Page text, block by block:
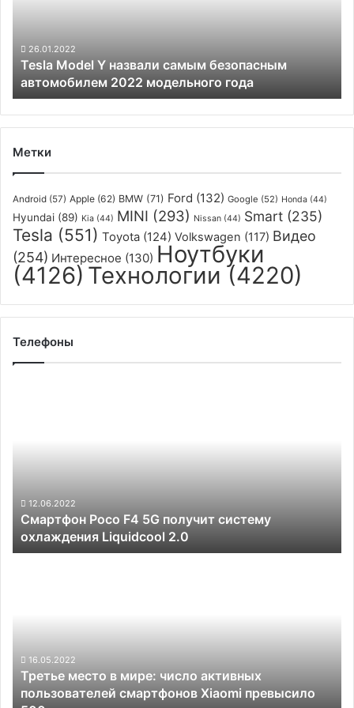
2022
модельного
года
26.01.2022
Tesla Model Y назвали самым безопасным
автомобилем 2022 модельного года
Метки
Android (57) Apple (62) BMW (71) Ford (132) Google (52) Honda (44)
Hyundai (89) Kia (44) MINI (293) Nissan (44) Smart (235)
Tesla (551) Toyota (124) Volkswagen (117) Видео
(254) Интересное (130) Ноутбуки
(4126) Технологии (4220)
Телефоны
Liquidcool
2.0
12.06.2022
Смартфон Poco F4 5G получит систему
охлаждения Liquidcool 2.0
пользователей
смартфонов
Xiaomi
16.05.2022
Третье место в мире: число активных
пользователей смартфонов Xiaomi превысило